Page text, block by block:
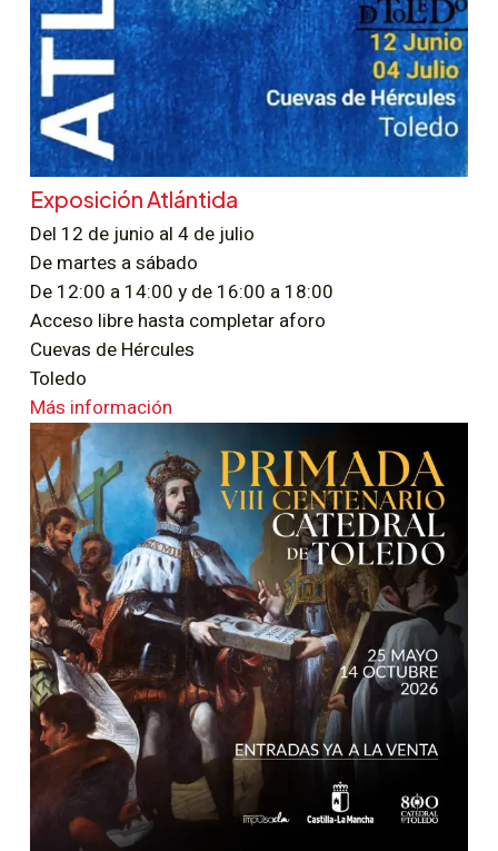
Exposición Atlántida
Del 12 de junio al 4 de julio
De martes a sábado
De 12:00 a 14:00 y de 16:00 a 18:00
Acceso libre hasta completar aforo
Cuevas de Hércules
Toledo
Más información